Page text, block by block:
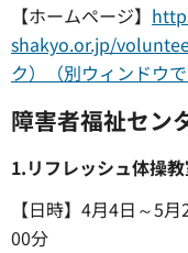
【ホームページ】
shakyo.or.jp/
ク）（別ウィンドウで
障害者福祉セ
1.リフレッシュ体操
【日時】4月4日～5
00分